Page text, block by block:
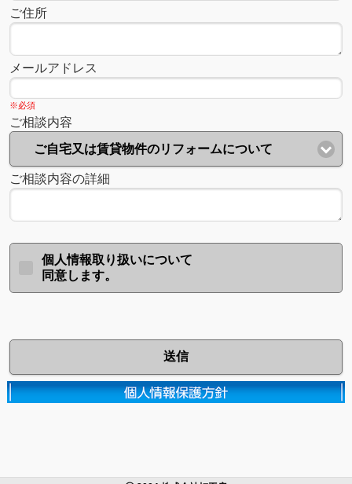
ご住所
メールアドレス
※必須
ご相談内容
ご自宅又は賃貸物件のリフォームについて
ご相談内容の詳細
個人情報取り扱いについて
同意します。
送信